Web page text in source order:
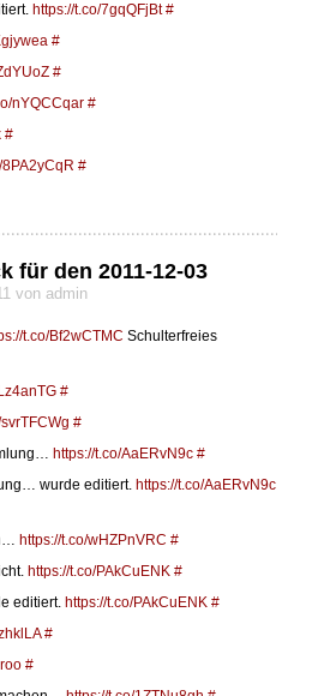
https://t.co/7gqQFjBt #
#
#
nYQCCqar #
#
#
für den 2011-12-03
von admin
t.co/Bf2wCTMC Schulterfreies
#
#
https://t.co/AaERvN9c #
wurde editiert. https://t.co/AaERvN9c
https://t.co/wHZPnVRC #
https://t.co/PAkCuENK #
editiert. https://t.co/PAkCuENK #
#
#